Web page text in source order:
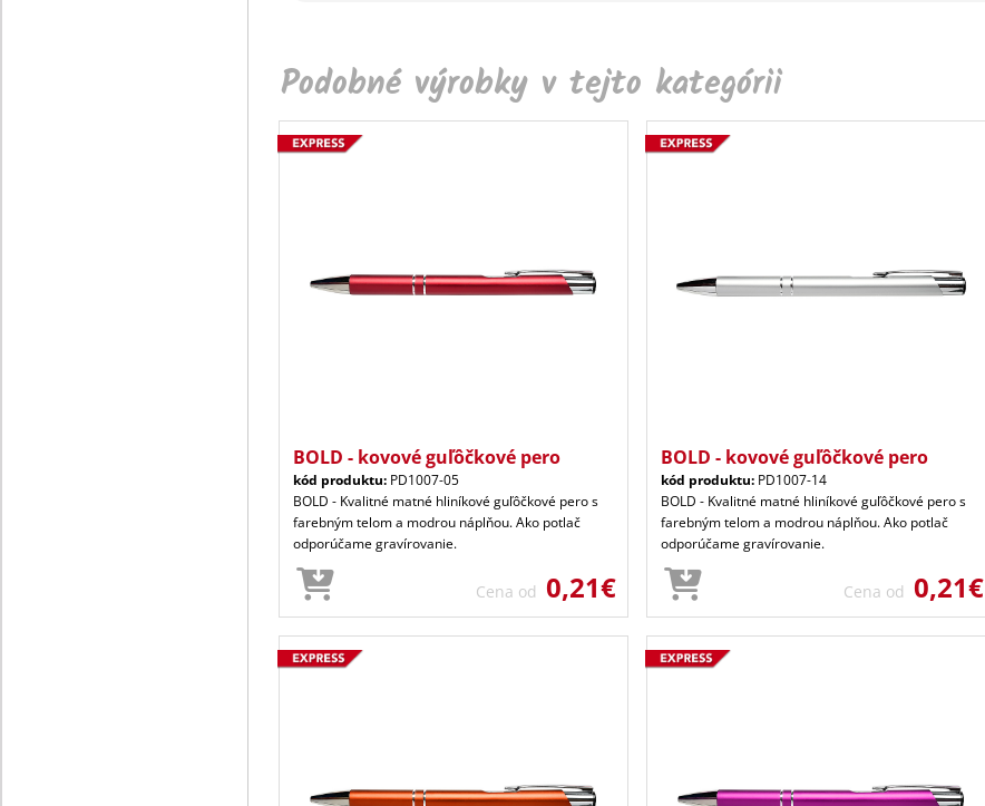
Podobné výrobky v tejto kategórii
BOLD - kovové guľôčkové pero
kód produktu: PD1007-05
BOLD - Kvalitné matné hliníkové guľôčkové pero s
farebným telom a modrou náplňou. Ako potlač
odporúčame gravírovanie.
Cena od 0,21€
BOLD - kovové guľôčkové pero
kód produktu: PD1007-14
BOLD - Kvalitné matné hliníkové guľôčkové pero s
farebným telom a modrou náplňou. Ako potlač
odporúčame gravírovanie.
Cena od 0,21€